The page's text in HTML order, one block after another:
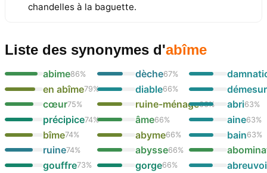
chandelles à la baguette.
Liste des synonymes d'abîme
abime86%
en abîme79%
cœur75%
précipice74%
bîme74%
ruine74%
gouffre73%
dèche67%
diable66%
ruine-ménage66%
âme66%
abyme66%
abysse66%
gorge66%
abri63%
aine63%
bain63%